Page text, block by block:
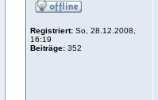
Registriert: So, 28.12.2008,
16:19
Beiträge: 352